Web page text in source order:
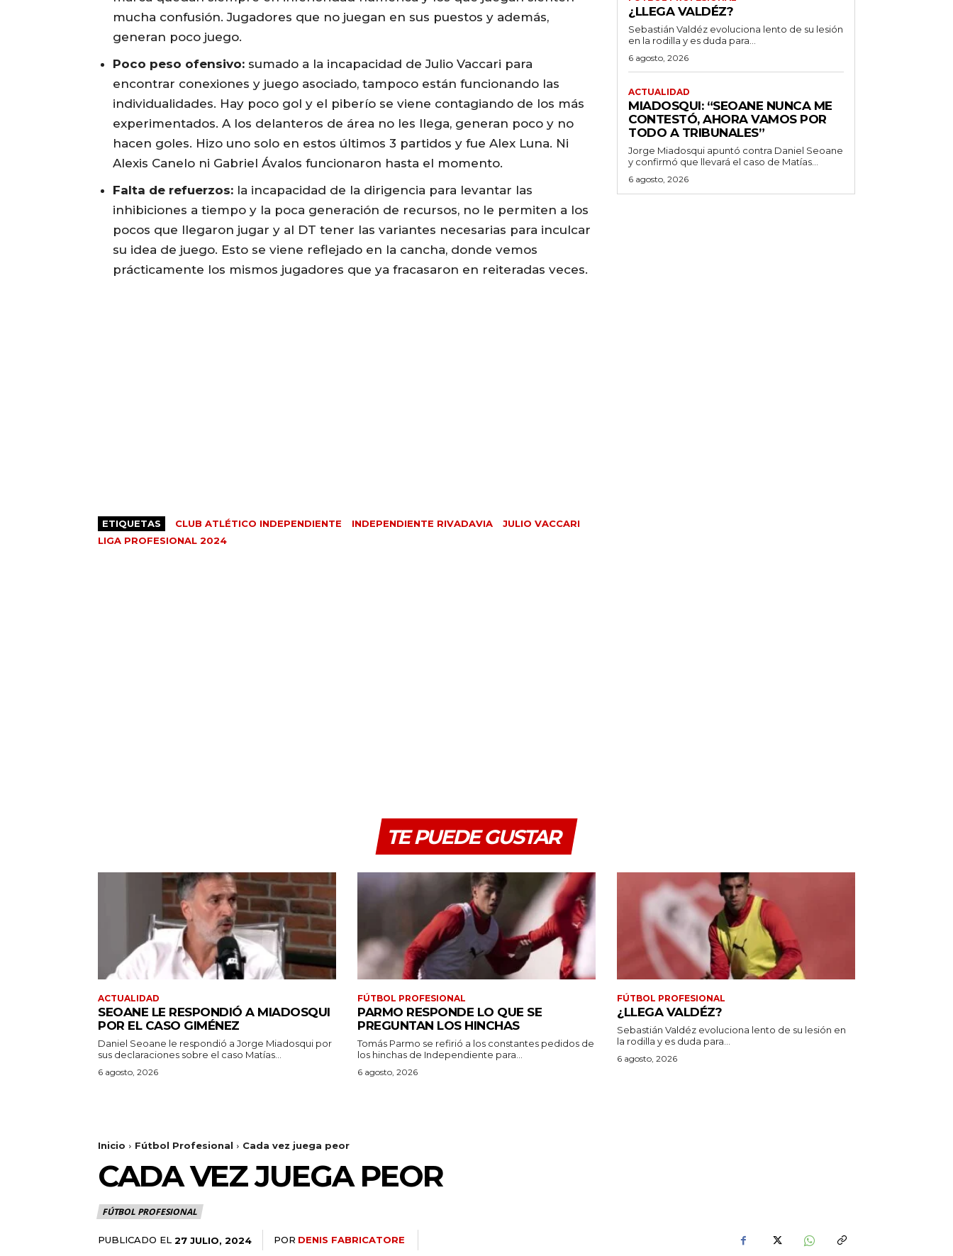
mucha confusión. Jugadores que no juegan en sus puestos y además,
generan poco juego.
Poco peso ofensivo: sumado a la incapacidad de Julio Vaccari para
encontrar conexiones y juego asociado, tampoco están funcionando las
individualidades. Hay poco gol y el piberío se viene contagiando de los más
experimentados. A los delanteros de área no les llega, generan poco y no
hacen goles. Hizo uno solo en estos últimos 3 partidos y fue Alex Luna. Ni
Alexis Canelo ni Gabriel Ávalos funcionaron hasta el momento.
Falta de refuerzos: la incapacidad de la dirigencia para levantar las
inhibiciones a tiempo y la poca generación de recursos, no le permiten a los
pocos que llegaron jugar y al DT tener las variantes necesarias para inculcar
su idea de juego. Esto se viene reflejado en la cancha, donde vemos
prácticamente los mismos jugadores que ya fracasaron en reiteradas veces.
ETIQUETAS CLUB ATLÉTICO INDEPENDIENTE INDEPENDIENTE RIVADAVIA
JULIO VACCARI
LIGA PROFESIONAL 2024
¿LLEGA VALDÉZ?
Sebastián Valdéz evoluciona lento de su lesión
en la rodilla y es duda para...
6 agosto, 2026
ACTUALIDAD
MIADOSQUI: “SEOANE NUNCA ME
CONTESTÓ, AHORA VAMOS POR
TODO A TRIBUNALES”
Jorge Miadosqui apuntó contra Daniel Seoane
y confirmó que llevará el caso de Matías...
6 agosto, 2026
TE PUEDE GUSTAR
ACTUALIDAD
SEOANE LE RESPONDIÓ A MIADOSQUI
POR EL CASO GIMÉNEZ
Daniel Seoane le respondió a Jorge Miadosqui por
sus declaraciones sobre el caso Matías...
6 agosto, 2026
FÚTBOL PROFESIONAL
PARMO RESPONDE LO QUE SE
PREGUNTAN LOS HINCHAS
Tomás Parmo se refirió a los constantes pedidos de
los hinchas de Independiente para...
6 agosto, 2026
FÚTBOL PROFESIONAL
¿LLEGA VALDÉZ?
Sebastián Valdéz evoluciona lento de su lesión en
la rodilla y es duda para...
6 agosto, 2026